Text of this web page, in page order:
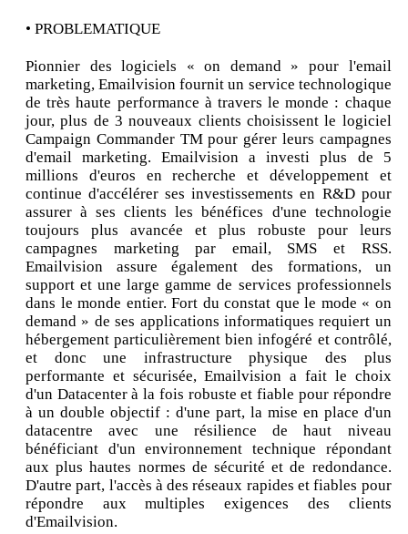
• PROBLEMATIQUE
Pionnier des logiciels « on demand » pour l'email
marketing, Emailvision fournit un service technologique
de très haute performance à travers le monde : chaque
jour, plus de 3 nouveaux clients choisissent le logiciel
Campaign Commander TM pour gérer leurs campagnes
d'email marketing. Emailvision a investi plus de 5
millions d'euros en recherche et développement et
continue d'accélérer ses investissements en R&D pour
assurer à ses clients les bénéfices d'une technologie
toujours plus avancée et plus robuste pour leurs
campagnes marketing par email, SMS et RSS.
Emailvision assure également des formations, un
support et une large gamme de services professionnels
dans le monde entier. Fort du constat que le mode « on
demand » de ses applications informatiques requiert un
hébergement particulièrement bien infogéré et contrôlé,
et donc une infrastructure physique des plus
performante et sécurisée, Emailvision a fait le choix
d'un Datacenter à la fois robuste et fiable pour répondre
à un double objectif : d'une part, la mise en place d'un
datacentre avec une résilience de haut niveau
bénéficiant d'un environnement technique répondant
aux plus hautes normes de sécurité et de redondance.
D'autre part, l'accès à des réseaux rapides et fiables pour
répondre aux multiples exigences des clients
d'Emailvision.